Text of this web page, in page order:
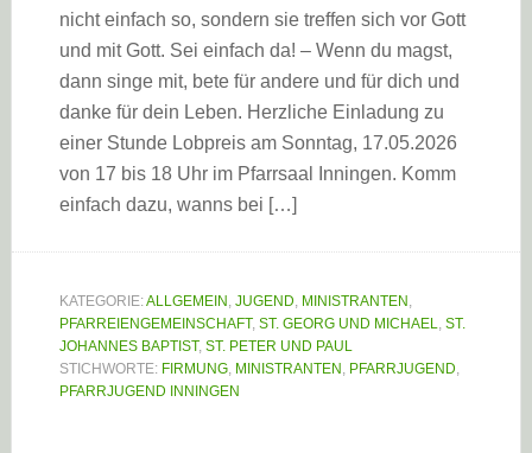
nicht einfach so, sondern sie treffen sich vor Gott
und mit Gott. Sei einfach da! – Wenn du magst,
dann singe mit, bete für andere und für dich und
danke für dein Leben. Herzliche Einladung zu
einer Stunde Lobpreis am Sonntag, 17.05.2026
von 17 bis 18 Uhr im Pfarrsaal Inningen. Komm
einfach dazu, wanns bei […]
KATEGORIE:ALLGEMEIN , JUGEND, MINISTRANTEN ,
PFARREIENGEMEINSCHAFT, ST. GEORG UND MICHAEL, ST.
JOHANNES BAPTIST, ST. PETER UND PAUL
STICHWORTE: FIRMUNG, MINISTRANTEN , PFARRJUGEND,
PFARRJUGEND INNINGEN